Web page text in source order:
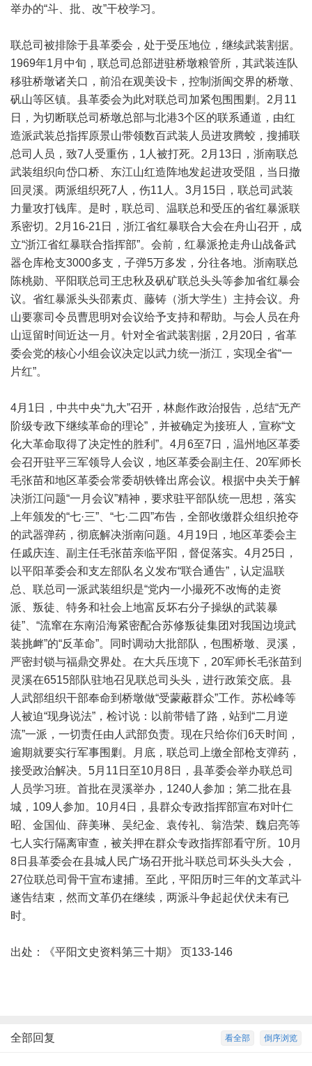
举办的“斗、批、改”干校学习。
联总司被排除于县革委会，处于受压地位，继续武装割据。
1969年1月中旬，联总司总部进驻桥墩粮管所，其武装连队
移驻桥墩诸关口，前沿在观美设卡，控制浙闽交界的桥墩、
矾山等区镇。县革委会为此对联总司加紧包围围剿。2月11
日，为切断联总司桥墩总部与北港3个区的联系通道，由红
造派武装总指挥原景山带领数百武装人员进攻腾蛟，搜捕联
总司人员，致7人受重伤，1人被打死。2月13日，浙南联总
武装组织向岱口桥、东江山红造阵地发起进攻受阻，当日撤
回灵溪。两派组织死7人，伤11人。3月15日，联总司武装
力量攻打钱库。是时，联总司、温联总和受压的省红暴派联
系密切。2月16-21日，浙江省红暴联合大会在舟山召开，成
立“浙江省红暴联合指挥部”。会前，红暴派抢走舟山战备武
器仓库枪支3000多支，子弹5万多发，分往各地。浙南联总
陈桃勋、平阳联总司王忠秋及矾矿联总头头等参加省红暴会
议。省红暴派头头邵素贞、藤铸（浙大学生）主持会议。舟
山要寨司令员曹思明对会议给予支持和帮助。与会人员在舟
山逗留时间近达一月。针对全省武装割据，2月20日，省革
委会党的核心小组会议决定以武力统一浙江，实现全省“一
片红”。
4月1日，中共中央“九大”召开，林彪作政治报告，总结“无产
阶级专政下继续革命的理论”，并被确定为接班人，宣称“文
化大革命取得了决定性的胜利”。4月6至7日，温州地区革委
会召开驻平三军领导人会议，地区革委会副主任、20军师长
毛张苗和地区革委会常委胡铁锋出席会议。根据中央关于解
决浙江问题“一月会议”精神，要求驻平部队统一思想，落实
上年颁发的“七·三”、“七·二四”布告，全部收缴群众组织抢夺
的武器弹药，彻底解决浙南问题。4月19日，地区革委会主
任戚庆连、副主任毛张苗亲临平阳，督促落实。4月25日，
以平阳革委会和支左部队名义发布“联合通告”，认定温联
总、联总司一派武装组织是“党内一小撮死不改悔的走资
派、叛徒、特务和社会上地富反坏右分子操纵的武装暴
徒”、“流窜在东南沿海紧密配合苏修叛徒集团对我国边境武
装挑衅”的“反革命”。同时调动大批部队，包围桥墩、灵溪，
严密封锁与福鼎交界处。在大兵压境下，20军师长毛张苗到
灵溪在6515部队驻地召见联总司头头，进行政策交底。县
人武部组织干部奉命到桥墩做“受蒙蔽群众”工作。苏松峰等
人被迫“现身说法”，检讨说：以前带错了路，站到“二月逆
流”一派，一切责任由人武部负责。现在只给你们6天时间，
逾期就要实行军事围剿。月底，联总司上缴全部枪支弹药，
接受政治解决。5月11日至10月8日，县革委会举办联总司
人员学习班。首批在灵溪举办，1240人参加；第二批在县
城，109人参加。10月4日，县群众专政指挥部宣布对叶仁
昭、金国仙、薛美琳、吴纪金、袁传礼、翁浩荣、魏启亮等
七人实行隔离审查，被关押在群众专政指挥部看守所。10月
8日县革委会在县城人民广场召开批斗联总司坏头头大会，
27位联总司骨干宣布逮捕。至此，平阳历时三年的文革武斗
遂告结束，然而文革仍在继续，两派斗争起起伏伏未有已
时。
出处：《平阳文史资料第三十期》 页133-146
倒序浏览
看全部
全部回复